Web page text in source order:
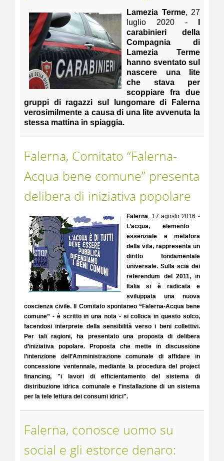
Lamezia Terme, 27
luglio 2020 -
carabinieri della
Compagnia di
Lamezia Terme
hanno sventato sul
nascere una lite
che stava per
scoppiare fra due
gruppi di ragazzi sul lungomare di Falerna
verosimilmente a causa di una lite avvenuta la
stessa mattina in spiaggia.
Falerna, Comitato “Falerna-
Acqua bene comune” presenta
delibera di iniziativa popolare
Falerna, 17 agosto 2016 -
L’acqua, elemento
essenziale e metafora
della vita, rappresenta un
diritto fondamentale
universale. Sulla scia dei
referendum del 2011, in
Italia si è radicata e
sviluppata una nuova
coscienza civile. Il Comitato spontaneo “Falerna-Acqua bene
comune” - è scritto in una nota - si colloca in questo solco,
facendosi interprete della sensibilità verso i beni collettivi.
Per tali ragioni, ha presentato una proposta di delibera
d’iniziativa popolare. Proposta che mette in discussione
l’intenzione dell’Amministrazione comunale di affidare in
concessione ventennale, mediante la procedura del project
financing, "i lavori di efficientamento del sistema di
distribuzione idrica comunale e l’installazione di un sistema
per la tele lettura dei consumi idrici".
Falerna, conosce uomo su
social e gli estorce denaro: